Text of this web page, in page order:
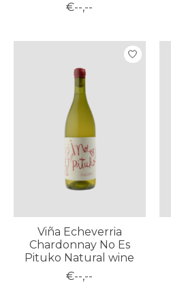
€--,--
Viña Echeverria
Chardonnay No Es
Pituko Natural wine
€--,--